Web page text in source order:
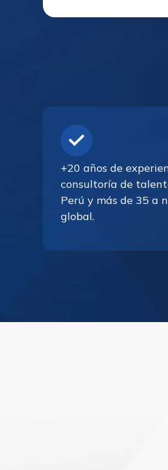
+20 años de
consultoría de
Perú y más de 35 a
global.